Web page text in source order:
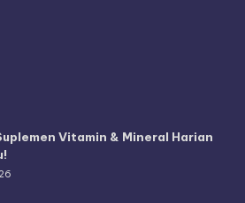
Vitamin & Mineral Harian